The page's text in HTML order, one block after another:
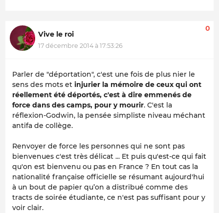
Vive le roi
17 décembre 2014 à 17:53:26
0
Parler de "déportation", c'est une fois de plus nier le
sens des mots et injurier la mémoire de ceux qui ont
réellement été déportés, c'est à dire emmenés de
force dans des camps, pour y mourir. C'est la
réflexion-Godwin, la pensée simpliste niveau méchant
antifa de collège.
Renvoyer de force les personnes qui ne sont pas
bienvenues c'est très délicat ... Et puis qu'est-ce qui fait
qu'on est bienvenu ou pas en France ? En tout cas la
nationalité française officielle se résumant aujourd'hui
à un bout de papier qu’on a distribué comme des
tracts de soirée étudiante, ce n'est pas suffisant pour y
voir clair.